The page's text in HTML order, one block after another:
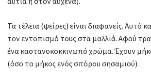
Τα τέλεια (ψείρες) είναι διαφανείς. Αυτό
τον εντοπισμό τους στα μαλλιά. Αφού
ένα καστανοκοκκινωπό χρώμα. Έχουν
(όσο το μήκος ενός σπόρου σησαμιού).